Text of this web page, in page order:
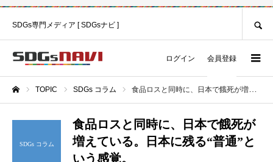
SDGs専門メディア [ SDGsナビ ]
ログイン 会員登録
TOPIC SDGs コラム 食品ロスと同時に、日本で餓死が増えている。日本に残る“普通”という感覚。
SDGs コラム
食品ロスと同時に、日本で餓死が
増えている。日本に残る“普通”と
いう感覚。